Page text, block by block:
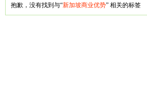
抱歉，没有找到与“新加坡商业优势” 相关的标签